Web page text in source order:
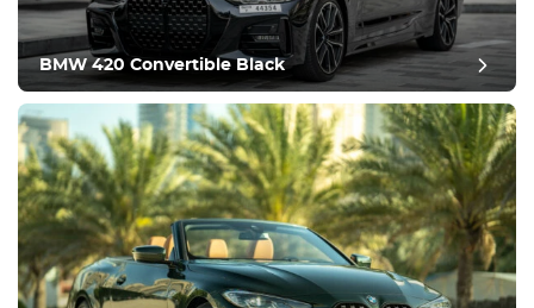
inceleme sonrası
BMW 420 Convertible Black